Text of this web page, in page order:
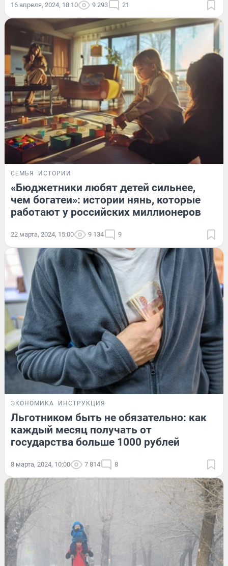
16 апреля, 2024, 18:10 9 293 21
СЕМЬЯ ИСТОРИИ
«Бюджетники любят детей сильнее,
чем богатеи»: истории нянь, которые
работают у российских миллионеров
22 марта, 2024, 15:00 9 134 9
ЭКОНОМИКА ИНСТРУКЦИЯ
Льготником быть не обязательно: как
каждый месяц получать от
государства больше 1000 рублей
8 марта, 2024, 10:00 7 814 8